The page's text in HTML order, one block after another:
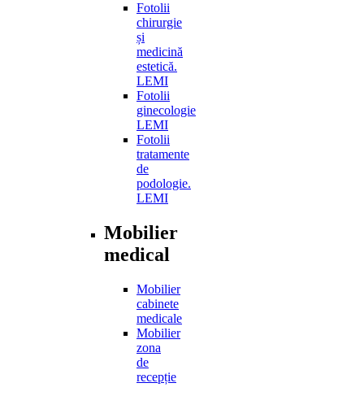
Fotolii
chirurgie
și
medicină
estetică.
LEMI
Fotolii
ginecologie
LEMI
Fotolii
tratamente
de
podologie.
LEMI
Mobilier
medical
Mobilier
cabinete
medicale
Mobilier
zona
de
recepție